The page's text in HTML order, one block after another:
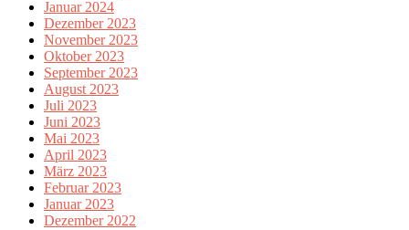
Januar 2024
Dezember 2023
November 2023
Oktober 2023
September 2023
August 2023
Juli 2023
Juni 2023
Mai 2023
April 2023
März 2023
Februar 2023
Januar 2023
Dezember 2022